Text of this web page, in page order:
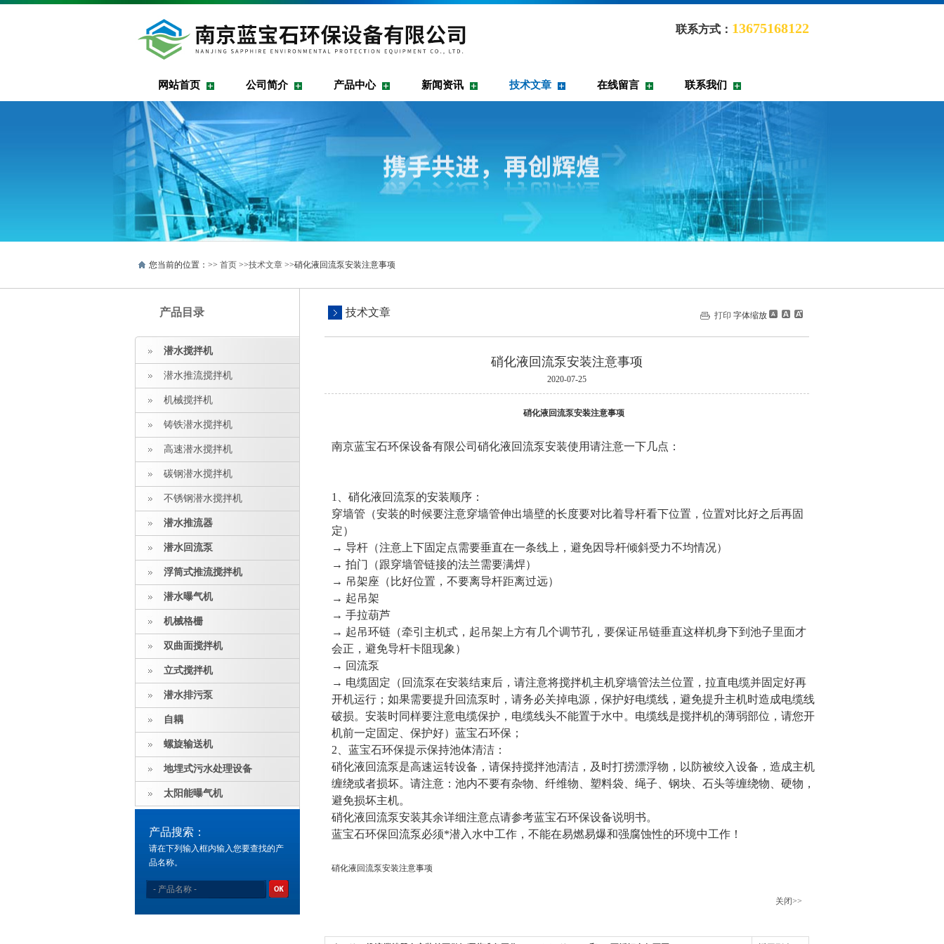
联系方式： 13675168122
网站首页 公司简介 产品中心 新闻资讯 技术文章 在线留言 联系我们
您当前的位置：>> 首页 >>技术文章 >>硝化液回流泵安装注意事项
产品目录
潜水搅拌机
潜水推流搅拌机
机械搅拌机
铸铁潜水搅拌机
高速潜水搅拌机
碳钢潜水搅拌机
不锈钢潜水搅拌机
潜水推流器
潜水回流泵
浮筒式推流搅拌机
潜水曝气机
机械格栅
双曲面搅拌机
立式搅拌机
潜水排污泵
自耦
螺旋输送机
地埋式污水处理设备
太阳能曝气机
产品搜索：
请在下列输入框内输入您要查找的产
品名称。
技术文章 打印 字体缩放
硝化液回流泵安装注意事项
2020-07-25
硝化液回流泵安装注意事项
南京蓝宝石环保设备有限公司硝化液回流泵安装使用请注意一下几点：
1、硝化液回流泵的安装顺序：
穿墙管（安装的时候要注意穿墙管伸出墙壁的长度要对比着导杆看下位置，位置对比好之后再固
定）
→ 导杆（注意上下固定点需要垂直在一条线上，避免因导杆倾斜受力不均情况）
→ 拍门（跟穿墙管链接的法兰需要满焊）
→ 吊架座（比好位置，不要离导杆距离过远）
→ 起吊架
→ 手拉葫芦
→ 起吊环链（牵引主机式，起吊架上方有几个调节孔，要保证吊链垂直这样机身下到池子里面才
会正，避免导杆卡阻现象）
→ 回流泵
→ 电缆固定（回流泵在安装结束后，请注意将搅拌机主机穿墙管法兰位置，拉直电缆并固定好再
开机运行；如果需要提升回流泵时，请务必关掉电源，保护好电缆线，避免提升主机时造成电缆线
破损。安装时同样要注意电缆保护，电缆线头不能置于水中。电缆线是搅拌机的薄弱部位，请您开
机前一定固定、保护好）蓝宝石环保；
2、蓝宝石环保提示保持池体清洁：
硝化液回流泵是高速运转设备，请保持搅拌池清洁，及时打捞漂浮物，以防被绞入设备，造成主机
缠绕或者损坏。请注意：池内不要有杂物、纤维物、塑料袋、绳子、钢块、石头等缠绕物、硬物，
避免损坏主机。
硝化液回流泵安装其余详细注意点请参考蓝宝石环保设备说明书。
蓝宝石环保回流泵必须*潜入水中工作，不能在易燃易爆和强腐蚀性的环境中工作！
硝化液回流泵安装注意事项
关闭>>